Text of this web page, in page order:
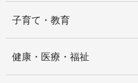
子育て・教育
健康・医療・福祉